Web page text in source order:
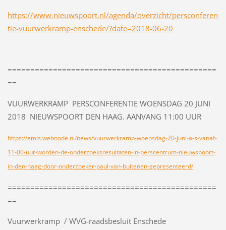
https://www.nieuwspoort.nl/agenda/overzicht/persconferen
tie-vuurwerkramp-enschede/?date=2018-06-20
==============================================
==
VUURWERKRAMP PERSCONFERENTIE WOENSDAG 20 JUNI
2018 NIEUWSPOORT DEN HAAG. AANVANG 11:00 UUR
https://emls.webnode.nl/news/vuurwerkramp-woensdag-20-juni-a-s-vanaf-
11-00-uur-worden-de-onderzoeksresultaten-in-perscentrum-nieuwspoort-
in-den-haag-door-onderzoeker-paul-van-buitenen-gepresenteerd/
==============================================
==
Vuurwerkramp / WVG-raadsbesluit Enschede